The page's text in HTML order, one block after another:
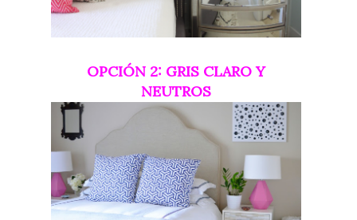
OPCIÓN 2: GRIS CLARO Y
NEUTROS